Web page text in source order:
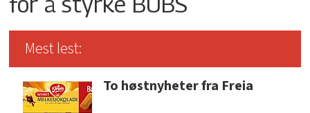
Mest lest:
To høstnyheter fra Freia